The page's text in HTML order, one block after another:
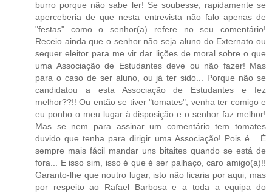
burro porque não sabe ler! Se soubesse, rapidamente se
aperceberia de que nesta entrevista não falo apenas de
"festas" como o senhor(a) refere no seu comentário!
Receio ainda que o senhor não seja aluno do Externato ou
sequer eleitor para me vir dar lições de moral sobre o que
uma Associação de Estudantes deve ou não fazer! Mas
para o caso de ser aluno, ou já ter sido... Porque não se
candidatou a esta Associação de Estudantes e fez
melhor??!! Ou então se tiver "tomates", venha ter comigo e
eu ponho o meu lugar à disposição e o senhor faz melhor!
Mas se nem para assinar um comentário tem tomates
duvido que tenha para dirigir uma Associação! Pois é... É
sempre mais fácil mandar uns bitaites quando se está de
fora... E isso sim, isso é que é ser palhaço, caro amigo(a)!!
Garanto-lhe que noutro lugar, isto não ficaria por aqui, mas
por respeito ao Rafael Barbosa e a toda a equipa do